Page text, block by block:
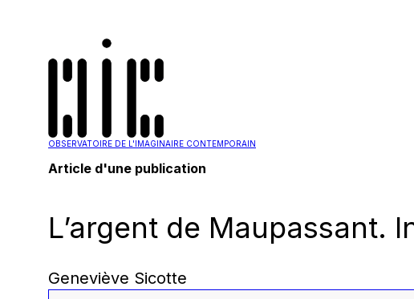
OBSERVATOIRE DE L'IMAGINAIRE CONTEMPORAIN
Article d'une publication
L’argent de Maupassant.
Geneviève Sicotte